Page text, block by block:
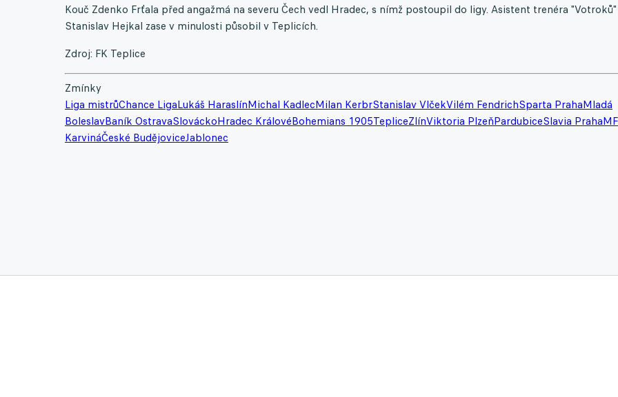
Kouč Zdenko Frťala před angažmá na severu Čech vedl Hradec, s nímž postoupil do ligy. Asistent trenéra "Votroků"
Stanislav Hejkal zase v minulosti působil v Teplicích.
Zdroj: FK Teplice
Zmínky
Liga mistrůChance LigaLukáš HaraslínMichal KadlecMilan KerbrStanislav VlčekVilém FendrichSparta PrahaMladá
BoleslavBaník OstravaSlováckoHradec KrálovéBohemians 1905TepliceZlínViktoria PlzeňPardubiceSlavia Praha
KarvináČeské BudějoviceJablonec